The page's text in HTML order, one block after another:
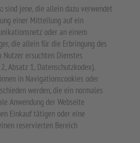
sind jene, die allein dazu verwendet
einer Mitteilung auf ein
oder an einem
die allein für die Erbringung des
Nutzer ersuchten Dienstes
Absatz 1, Datenschutzkodex).
in Navigationscookies oder
werden, die ein normales
Anwendung der Webseite
Einkauf tätigen oder eine
reservierten Bereich